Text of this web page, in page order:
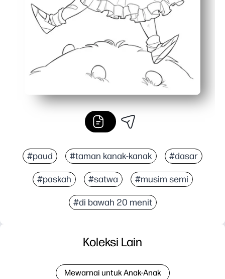
#paud #taman kanak-kanak #dasar
#paskah #satwa #musim semi
#di bawah 20 menit
Koleksi Lain
Mewarnai untuk Anak-Anak